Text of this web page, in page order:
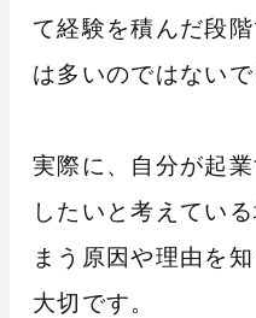
て経験を積んだ段
は多いのではないで
実際に、自分が起
したいと考えてい
まう原因や理由を
大切です。